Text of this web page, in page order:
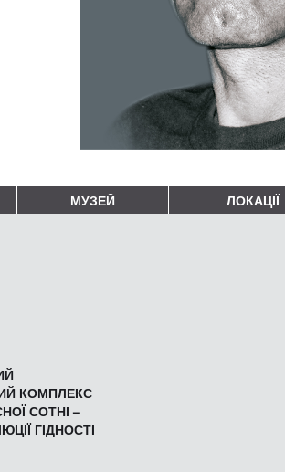
МУЗЕЙ ЛОКАЦІЇ
КОМПЛЕКС
СОТНІ –
ГІДНОСТІ